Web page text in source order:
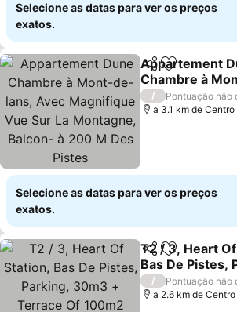
Selecione as datas para ver os preços
exatos.
PartilharAdicionar
Appartement
Chambre à
Avec
La Montagne,
/
Pontuação não
a 3.1 km de
Selecione as datas para ver os preços
exatos.
PartilharAdicionar
T2 / 3, Heart
Bas De Pistes,
30m3 +
100m2
/
Pontuação não
a 2.6 km de